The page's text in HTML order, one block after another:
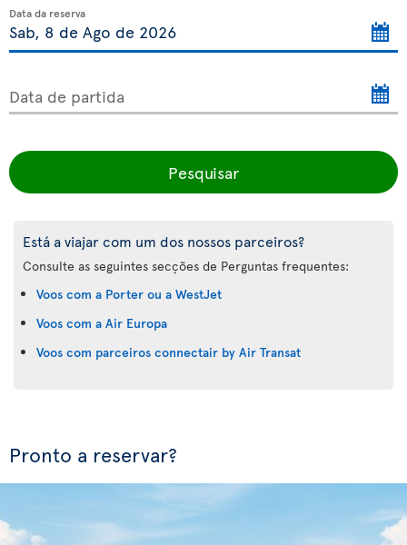
Data da reserva
Data de partida
Pesquisar
Está a viajar com um dos nossos parceiros?
Consulte as seguintes secções de Perguntas frequentes:
Voos com a Porter ou a WestJet
Voos com a Air Europa
Voos com parceiros connectair by Air Transat
Pronto a reservar?